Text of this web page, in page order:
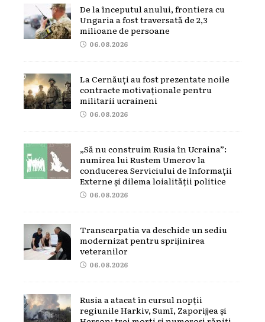
De la începutul anului, frontiera cu
Ungaria a fost traversată de 2,3
milioane de persoane
06.08.2026
La Cernăuți au fost prezentate noile
contracte motivaționale pentru
militarii ucraineni
06.08.2026
„Să nu construim Rusia în Ucraina”:
numirea lui Rustem Umerov la
conducerea Serviciului de Informații
Externe și dilema loialității politice
06.08.2026
Transcarpatia va deschide un sediu
modernizat pentru sprijinirea
veteranilor
06.08.2026
Rusia a atacat în cursul nopții
regiunile Harkiv, Sumî, Zaporijjea și